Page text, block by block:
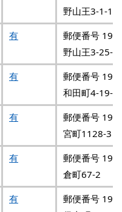
野山王3-1-1
有
郵便番号
野山王3-25-1
有
郵便番号
和田町4-19-1
有
郵便番号
宮町1128-3
有
郵便番号
倉町67-2
有
郵便番号